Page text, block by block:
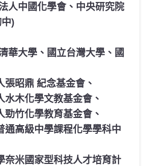
人中國化學會、中央研究院
)
華大學、國立台灣大學、國
鼎 紀念基金會、
化學文教基金會、
化學教育基金會、
級中學課程化學學科中
國家型科技人才培育計